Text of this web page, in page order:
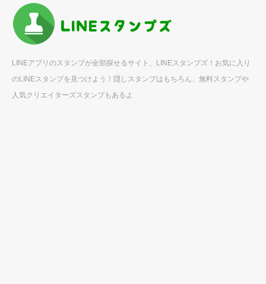
LINEアプリのスタンプが全部探せるサイト、LINEスタンプズ！お気に入り
のLINEスタンプを見つけよう！隠しスタンプはもちろん、無料スタンプや
人気クリエイターズスタンプもあるよ